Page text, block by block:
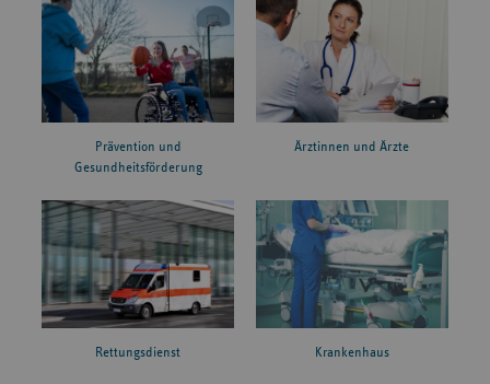
Prävention und
Gesundheitsförderung
Ärztinnen und Ärzte
Rettungsdienst Krankenhaus